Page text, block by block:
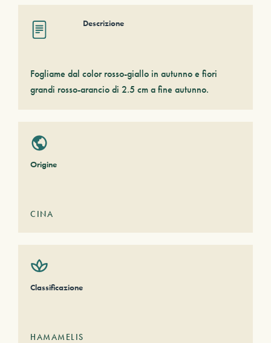
Descrizione
Fogliame dal color rosso-giallo in autunno e fiori
grandi rosso-arancio di 2.5 cm a fine autunno.
Origine
CINA
Classificazione
HAMAMELIS